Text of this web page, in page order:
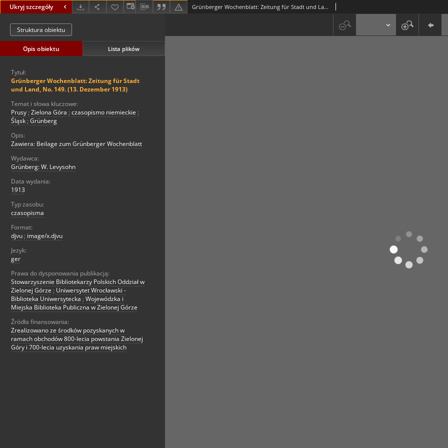
Ukryj szczegóły Grünberger Wochenblatt: Zeitung für Stadt und Land, No. 149. (13. Dezember 1913)
Struktura obiektu
Opis obiektu Lista plików
Tytuł:
Grünberger Wochenblatt: Zeitung für Stadt
und Land, No. 149. (13. Dezember 1913)
Temat i słowa kluczowe:
Prusy ; Zielona Góra ; czasopismo niemieckie ;
Śląsk ; Grünberg
Opis:
Zawiera: Beilage zum Grünberger Wochenblatt
Wydawca:
Grünberg: W. Levysohn
Data wydania:
1913
Typ zasobu:
czasopisma
Format:
djvu ; image/x.djvu
Jezyk:
ger
Prawa do dysponowania publikacją:
Stowarzyszenie Bibliotekarzy Polskich Oddział w
Zielonej Górze ; Uniwersytet Wrocławski -
Biblioteka Uniwersytecka ; Wojewódzka i
Miejska Biblioteka Publiczna w Zielonej Górze
Źródła finansowania:
Zrealizowano ze środków pozyskanych w
ramach obchodów 800-lecia powstania Zielonej
Góry i 700-lecia uzyskania praw miejskich